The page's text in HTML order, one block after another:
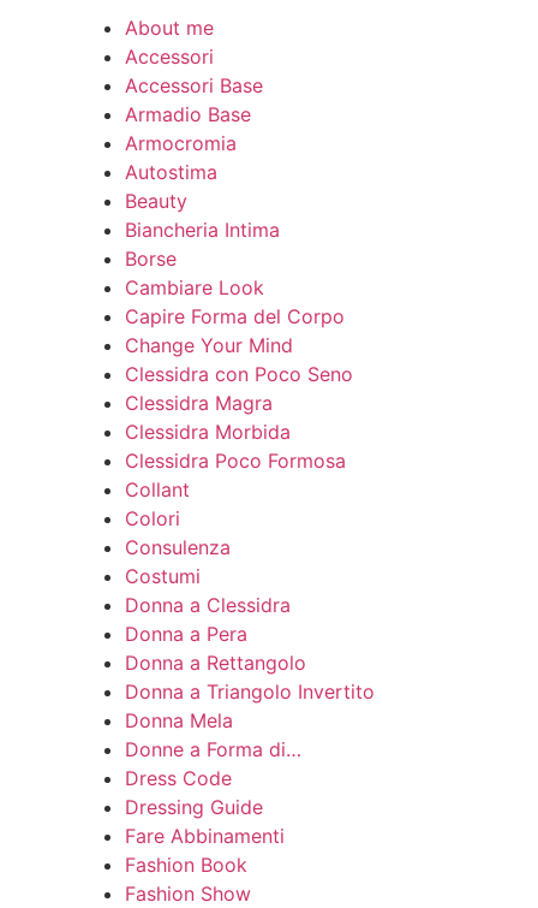
About me
Accessori
Accessori Base
Armadio Base
Armocromia
Autostima
Beauty
Biancheria Intima
Borse
Cambiare Look
Capire Forma del Corpo
Change Your Mind
Clessidra con Poco Seno
Clessidra Magra
Clessidra Morbida
Clessidra Poco Formosa
Collant
Colori
Consulenza
Costumi
Donna a Clessidra
Donna a Pera
Donna a Rettangolo
Donna a Triangolo Invertito
Donna Mela
Donne a Forma di…
Dress Code
Dressing Guide
Fare Abbinamenti
Fashion Book
Fashion Show